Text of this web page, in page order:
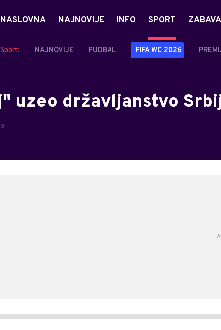
NASLOVNA NAJNOVIJE INFO SPORT
Sport: NAJNOVIJE FUDBAL FIFA WC 2026
ZABAVA
uzeo državljanstvo